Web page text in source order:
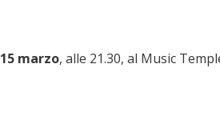
15 marzo, alle 21.30, al Music